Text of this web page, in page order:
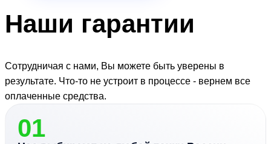
Наши гарантии
Сотрудничая с нами, Вы можете быть уверены в
результате. Что-то не устроит в процессе - вернем все
оплаченные средства.
01